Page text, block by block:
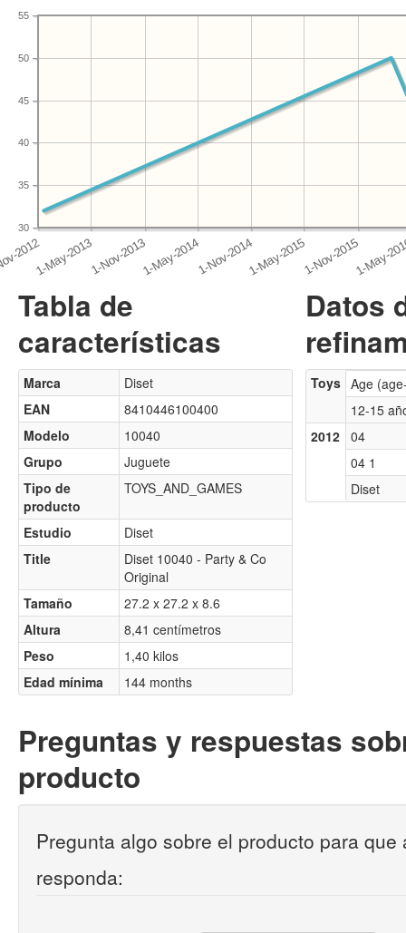
30
35
40
45
50
55
Tabla de
características
Marca
Diset
EAN
8410446100400
Modelo
10040
Grupo
Juguete
Tipo de
producto
TOYS_AND_GAMES
Estudio
Diset
Title
Diset 10040 - Party & Co
Original
Tamaño
27.2 x 27.2 x 8.6
Altura
8,41 centímetros
Peso
1,40 kilos
Edad mínima
144 months
Datos
Toys Age
12-15
2012
04
04 1
Diset
Preguntas y respuestas
producto
Pregunta algo sobre el producto para que
responda: